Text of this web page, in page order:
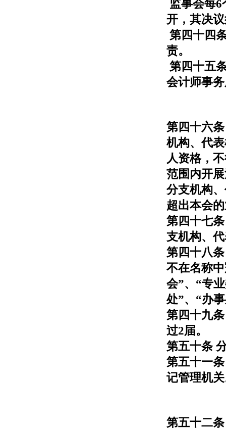
监事会每
开，其决
第四十四
责。
第四十五
会计师事
第四十六
机构、代
人资格，
范围内开
分支机构
超出本会
第四十七
支机构、
第四十八
不在名称
会”、“专
处”、“办
第四十九
过2届。
第五十条
第五十一
记管理机
第五十二